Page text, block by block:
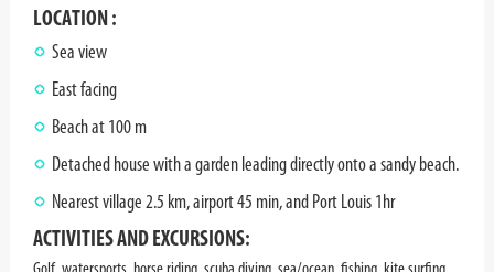
LOCATION :
Sea view
East facing
Beach at 100 m
Detached house with a garden leading directly onto a sandy beach.
Nearest village 2.5 km, airport 45 min, and Port Louis 1hr
ACTIVITIES AND EXCURSIONS: